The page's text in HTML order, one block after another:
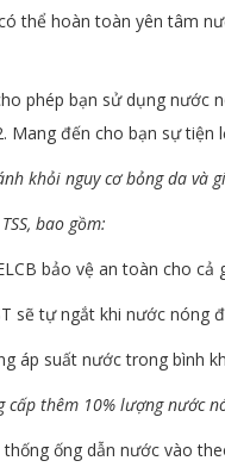
thể hoàn toàn yên tâm
phép bạn sử dụng nước
Mang đến cho bạn sự
khỏi nguy cơ bỏng da và
bao gồm:
bảo vệ an toàn cho cả
sẽ tự ngắt khi nước nóng
áp suất nước trong bình
cấp thêm 10% lượng nước
ống dẫn nước vào